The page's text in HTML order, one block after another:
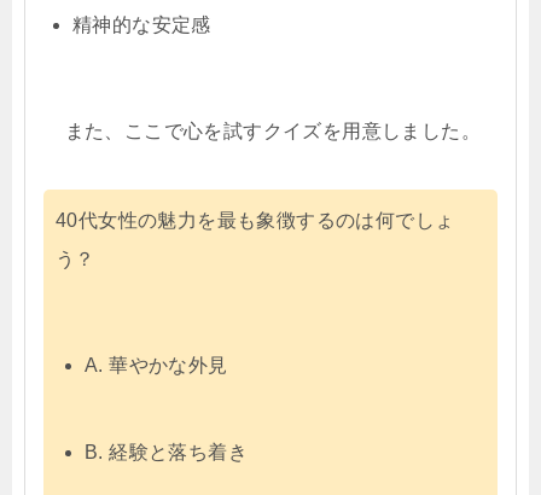
精神的な安定感
また、ここで心を試すクイズを用意しました。
40代女性の魅力を最も象徴するのは何でしょ
う？
A. 華やかな外見
B. 経験と落ち着き